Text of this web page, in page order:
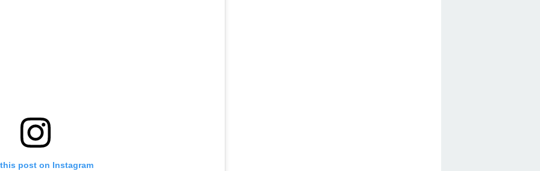
post on Instagram